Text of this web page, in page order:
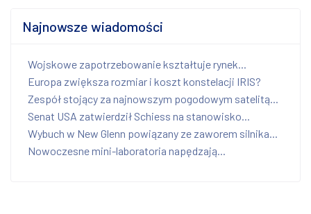
Najnowsze wiadomości
Wojskowe zapotrzebowanie kształtuje rynek...
Europa zwiększa rozmiar i koszt konstelacji IRIS?
Zespół stojący za najnowszym pogodowym satelitą...
Senat USA zatwierdził Schiess na stanowisko...
Wybuch w New Glenn powiązany ze zaworem silnika...
Nowoczesne mini-laboratoria napędzają...